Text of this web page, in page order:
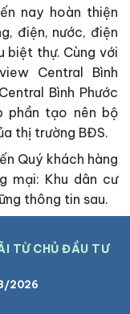
nay hoàn thiện
điện, nước, điện
biệt thự. Cùng với
Central Bình
Bình Phước
phần tạo nên bộ
thị trường BĐS.
Quý khách hàng
mại: Khu dân cư
thông tin sau.
TỪ CHỦ ĐẦU TƯ
2026